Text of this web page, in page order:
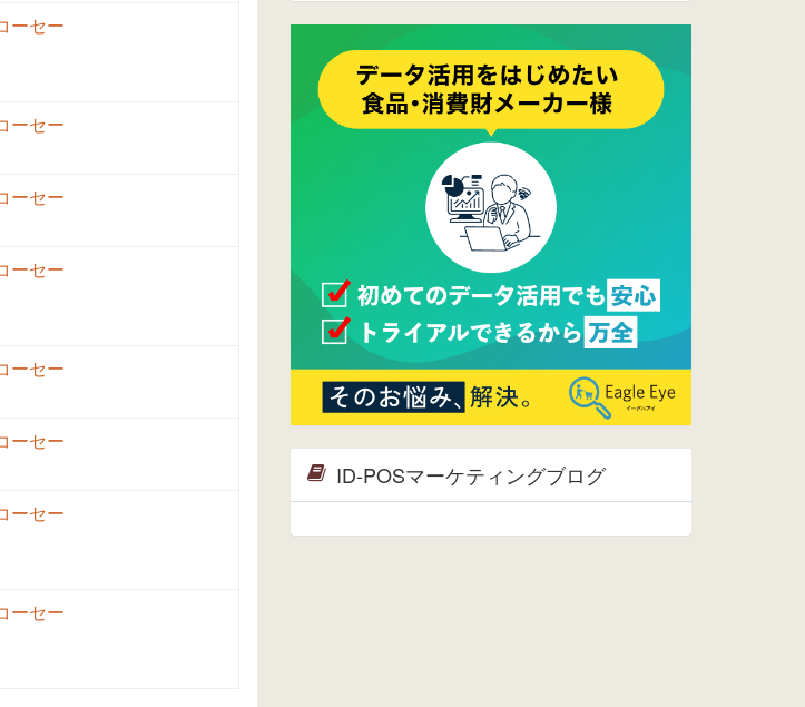
ーセー
ーセー
ーセー
ーセー
ーセー
ーセー
ーセー
ーセー
ります。
2017/05/17
ウレコンでブログ掲載が始まりまし
た。ぜひご覧ください。
ウレコンのサイト機能を大幅バージ
ョンアップ。詳細はこちら。⇒
ページへ
ウレコンが機能拡充し、サイトリニ
ューアルしました。⇒
Facebook
2015/04/30
Facebookページを開設しました。
詳細はこちら。
2015/04/20
ウレコンサイトリリースしました。
ID-POSマーケティングブログ